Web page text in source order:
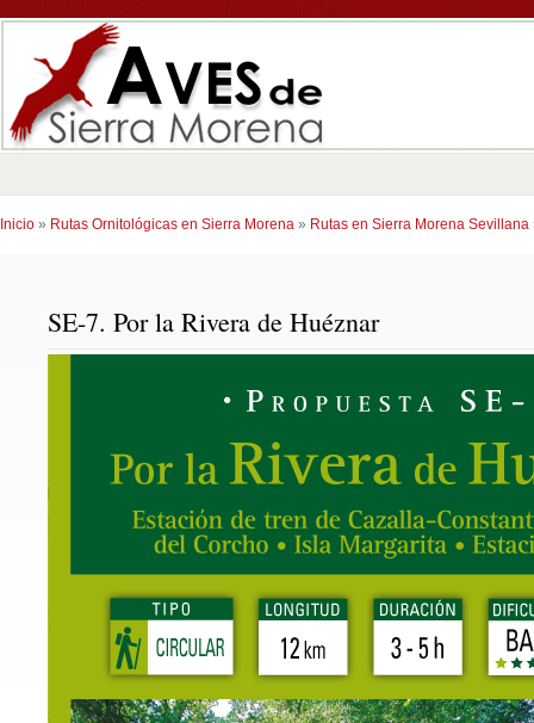
Inicio » Rutas Ornitológicas en Sierra Morena » Rutas en Sierra Morena Sevillana
SE-7. Por la Rivera de Huéznar